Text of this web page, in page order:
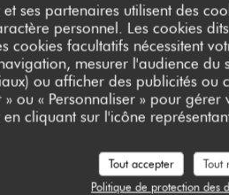
et ses partenaires utilisent des
personnel. Les cookies
cookies facultatifs nécessitent
mesurer l'audience du
ou afficher des publicités ou
» ou « Personnaliser » pour
cliquant sur l'icône
Tout accepter Tout
Politique de protection des
avis de nos clients